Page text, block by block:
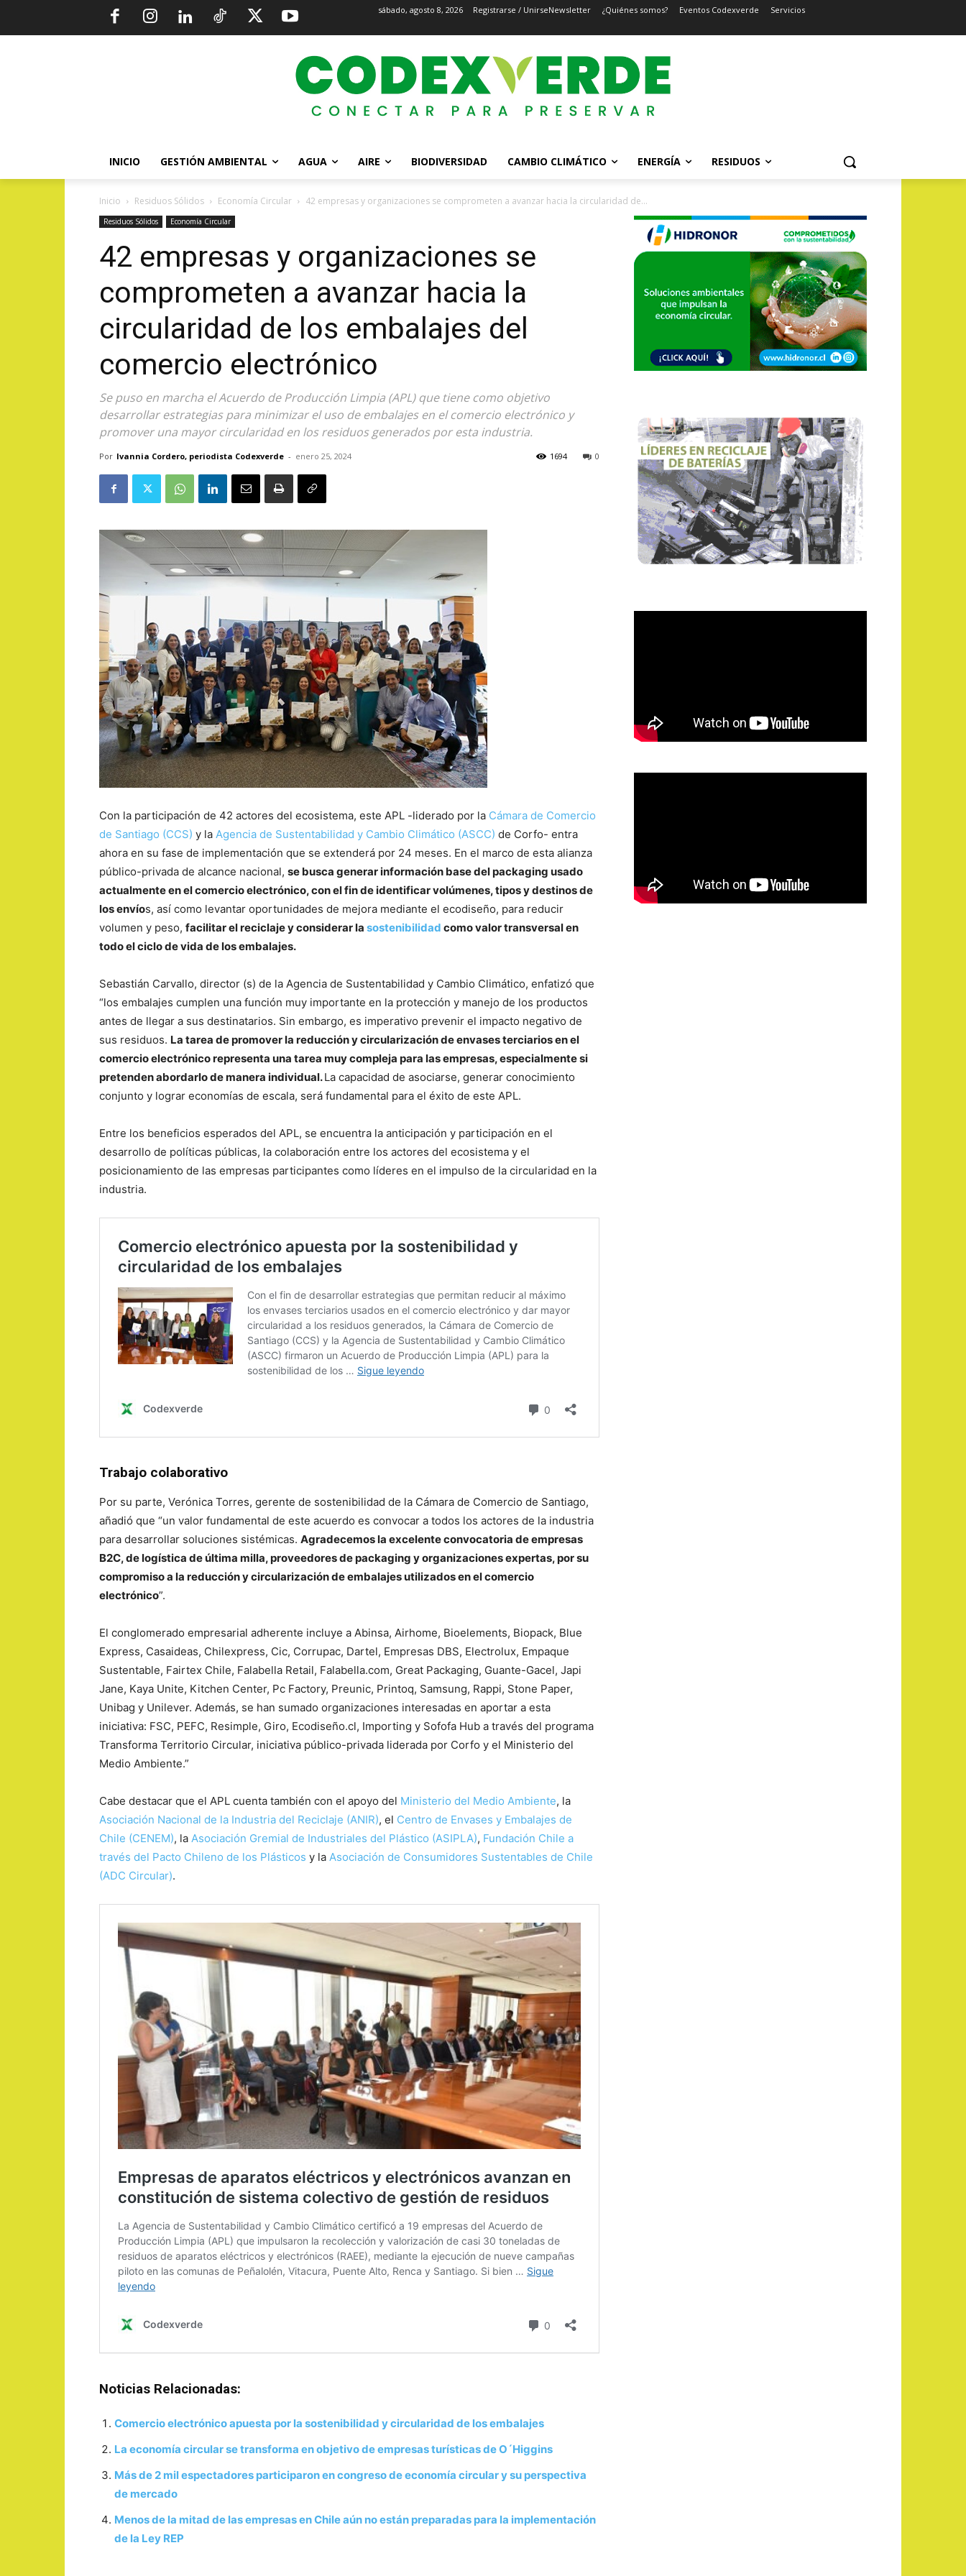
sábado, agosto 8, 2026 Registrarse / UnirseNewsletter ¿Quiénes somos? Eventos Codexverde Servicios
INICIO GESTIÓN AMBIENTAL AGUA AIRE BIODIVERSIDAD CAMBIO CLIMÁTICO ENERGÍA RESIDUOS
Inicio Residuos Sólidos Economía Circular 42 empresas y organizaciones se comprometen a avanzar hacia la circularidad de...
Residuos Sólidos Economía Circular
42 empresas y organizaciones se
comprometen a avanzar hacia la
circularidad de los embalajes del
comercio electrónico
Se puso en marcha el Acuerdo de Producción Limpia (APL) que tiene como objetivo
desarrollar estrategias para minimizar el uso de embalajes en el comercio electrónico y
promover una mayor circularidad en los residuos generados por esta industria.
Por Ivannia Cordero, periodista Codexverde - enero 25, 2024 0
1694
Con la participación de 42 actores del ecosistema, este APL -liderado por la Cámara de Comercio
de Santiago (CCS) y la Agencia de Sustentabilidad y Cambio Climático (ASCC) de Corfo- entra
ahora en su fase de implementación que se extenderá por 24 meses. En el marco de esta alianza
público-privada de alcance nacional, se busca generar información base del packaging usado
actualmente en el comercio electrónico, con el fin de identificar volúmenes, tipos y destinos de
los envíos, así como levantar oportunidades de mejora mediante el ecodiseño, para reducir
volumen y peso, facilitar el reciclaje y considerar la sostenibilidad como valor transversal en
todo el ciclo de vida de los embalajes.
Sebastián Carvallo, director (s) de la Agencia de Sustentabilidad y Cambio Climático, enfatizó que
“los embalajes cumplen una función muy importante en la protección y manejo de los productos
antes de llegar a sus destinatarios. Sin embargo, es imperativo prevenir el impacto negativo de
sus residuos. La tarea de promover la reducción y circularización de envases terciarios en el
comercio electrónico representa una tarea muy compleja para las empresas, especialmente si
pretenden abordarlo de manera individual.La capacidad de asociarse, generar conocimiento
conjunto y lograr economías de escala, será fundamental para el éxito de este APL.
Entre los beneficios esperados del APL, se encuentra la anticipación y participación en el
desarrollo de políticas públicas, la colaboración entre los actores del ecosistema y el
posicionamiento de las empresas participantes como líderes en el impulso de la circularidad en la
industria.
Trabajo colaborativo
Por su parte, Verónica Torres, gerente de sostenibilidad de la Cámara de Comercio de Santiago,
añadió que “un valor fundamental de este acuerdo es convocar a todos los actores de la industria
para desarrollar soluciones sistémicas. Agradecemos la excelente convocatoria de empresas
B2C, de logística de última milla, proveedores de packaging y organizaciones expertas, por su
compromiso a la reducción y circularización de embalajes utilizados en el comercio
electrónico”.
El conglomerado empresarial adherente incluye a Abinsa, Airhome, Bioelements, Biopack, Blue
Express, Casaideas, Chilexpress, Cic, Corrupac, Dartel, Empresas DBS, Electrolux, Empaque
Sustentable, Fairtex Chile, Falabella Retail, Falabella.com, Great Packaging, Guante-Gacel, Japi
Jane, Kaya Unite, Kitchen Center, Pc Factory, Preunic, Printoq, Samsung, Rappi, Stone Paper,
Unibag y Unilever. Además, se han sumado organizaciones interesadas en aportar a esta
iniciativa: FSC, PEFC, Resimple, Giro, Ecodiseño.cl, Importing y Sofofa Hub a través del programa
Transforma Territorio Circular, iniciativa público-privada liderada por Corfo y el Ministerio del
Medio Ambiente.”
Cabe destacar que el APL cuenta también con el apoyo del Ministerio del Medio Ambiente, la
Asociación Nacional de la Industria del Reciclaje (ANIR), el Centro de Envases y Embalajes de
Chile (CENEM), la Asociación Gremial de Industriales del Plástico (ASIPLA), Fundación Chile a
través del Pacto Chileno de los Plásticos y la Asociación de Consumidores Sustentables de Chile
(ADC Circular).
Noticias Relacionadas:
Comercio electrónico apuesta por la sostenibilidad y circularidad de los embalajes
La economía circular se transforma en objetivo de empresas turísticas de O´Higgins
Más de 2 mil espectadores participaron en congreso de economía circular y su perspectiva
de mercado
Menos de la mitad de las empresas en Chile aún no están preparadas para la implementación
de la Ley REP